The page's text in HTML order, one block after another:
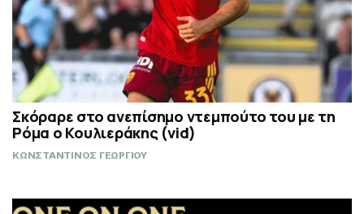
Σκόραρε στο ανεπίσημο ντεμπούτο του με τη
Ρόμα ο Κουλιεράκης (vid)
ΚΩΝΣΤΑΝΤΙΝΟΣ ΓΕΩΡΓΙΟΥ